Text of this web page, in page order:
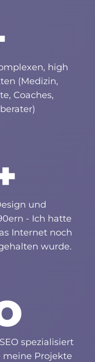
high
(Medizin,
Coaches,
und
- Ich hatte
Internet noch
wurde.
spezialisiert
meine Projekte